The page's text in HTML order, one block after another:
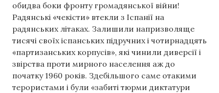
обидва боки фронту громадянської війни!
Радянські «чекісти» втекли з Іспанії на
радянських літаках. Залишили напризволяще
тисячі своїх іспанських підручних і чотирнадцять
«партизанських корпусів», які чинили диверсії і
звірства проти мирного населення аж до
початку 1960 років. Здебільшого саме отакими
терористами і були «забиті тюрми диктатури